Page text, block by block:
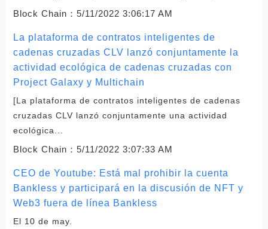
Block Chain： 5/11/2022 3:06:17 AM
La plataforma de contratos inteligentes de
cadenas cruzadas CLV lanzó conjuntamente la
actividad ecológica de cadenas cruzadas con
Project Galaxy y Multichain
[La plataforma de contratos inteligentes de cadenas
cruzadas CLV lanzó conjuntamente una actividad
ecológica...
Block Chain： 5/11/2022 3:07:33 AM
CEO de Youtube: Está mal prohibir la cuenta
Bankless y participará en la discusión de NFT y
Web3 fuera de línea Bankless
El 10 de may.